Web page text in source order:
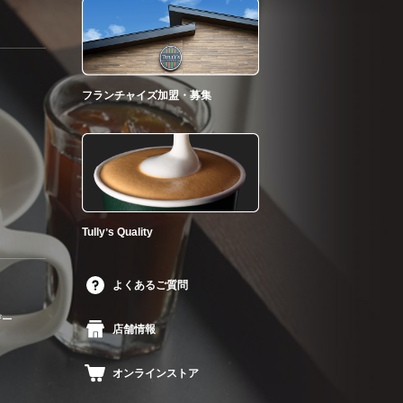
ー
フランチャイズ加盟・募集
Tullyʼs Quality
よくあるご質問
店舗情報
オンラインストア